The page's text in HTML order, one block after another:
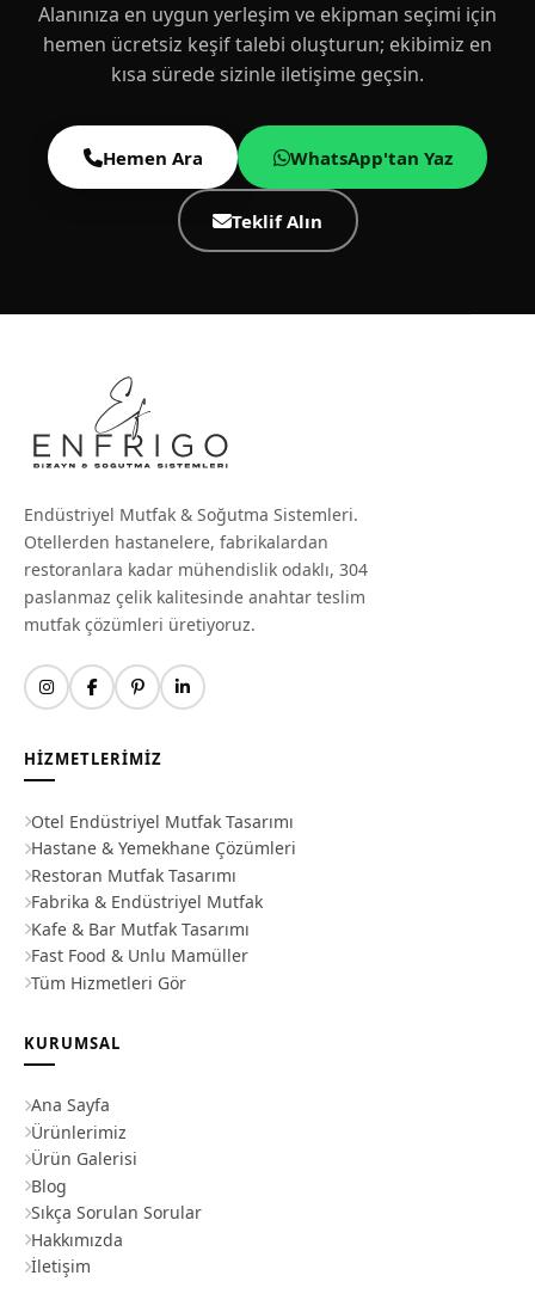
Alanınıza en uygun yerleşim ve ekipman seçimi için
hemen ücretsiz keşif talebi oluşturun; ekibimiz en
kısa sürede sizinle iletişime geçsin.
Hemen Ara WhatsApp'tan Yaz
Teklif Alın
Endüstriyel Mutfak & Soğutma Sistemleri.
Otellerden hastanelere, fabrikalardan
restoranlara kadar mühendislik odaklı, 304
paslanmaz çelik kalitesinde anahtar teslim
mutfak çözümleri üretiyoruz.
HIZMETLERIMIZ
Otel Endüstriyel Mutfak Tasarımı
Hastane & Yemekhane Çözümleri
Restoran Mutfak Tasarımı
Fabrika & Endüstriyel Mutfak
Kafe & Bar Mutfak Tasarımı
Fast Food & Unlu Mamüller
Tüm Hizmetleri Gör
KURUMSAL
Ana Sayfa
Ürünlerimiz
Ürün Galerisi
Blog
Sıkça Sorulan Sorular
Hakkımızda
İletişim